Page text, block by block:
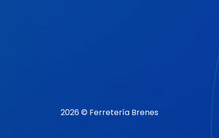
2026 © Ferretería Brenes